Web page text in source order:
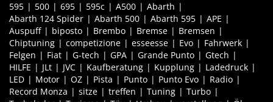
595 500 695 595c A500
Abarth
Abarth 124 Spider
Abarth 500 Abarth 595
APE
Auspuff
biposto Brembo Bremse
Bremsen
Chiptuning
competizione esseesse Evo
Fahrwerk
Felgen
Fiat G-tech GPA Grande Punto
Gtech
HILFE
JLt JVC Kaufberatung Kupplung
Ladedruck
LED
Motor OZ Pista Punto Punto Evo
Radio
Record Monza
sitze treffen Tuning
Turbo